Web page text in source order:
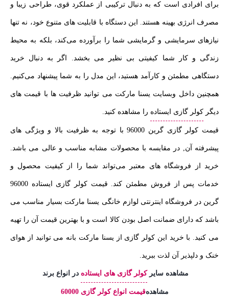
برای افرادی است که به دنبال ترکیبی از عملکرد قوی، طراحی زیبا و
مصرف انرژی بهینه هستند. این دستگاه با قابلیت‌ های متنوع خود، نه‌ تنها
نیازهای سرمایشی و گرمایشی شما را برآورده می‌کند، بلکه به محیط
زندگی و کار شما کیفیتی بی‌ نظیر می‌ بخشد. اگر به دنبال خرید
دستگاهی مطمئن و کارآمد هستید، این مدل را به شما پیشنهاد می‌کنیم.
همچنین داخل وبسایت یسنا مارکت می توانید ظرفیت ها با قیمت های
دیگر کولر گازی ایستاده را مشاهده کنید.
قیمت کولر گازی گرین 96000 با توجه به ظرفیت بالا و ویژگی‌ های
پیشرفته آن, در مقایسه با محصولات مشابه مناسب و عالی می باشد.
خرید از فروشگاه‌ های معتبر می‌تواند شما را از کیفیت محصول و
خدمات پس از فروش مطمئن کند. قیمت کولر گازی ایستاده 96000
گرین در فروشگاه اینترنتی لوازم خانگی یسنا مارکت بسیار مناسب می
باشد که دارای ضمانت اصل بودن کالا است و با بهترین قیمت آن را تهیه
می کنید. با خرید این کولر گازی از یسنا مارکت بانه می توانید از هوای
خنک و دلپذیر آن لذت ببرید.
مشاهده سایرکولر گازی های ایستاده در انواع برند
مشاهدهقیمت انواع کولر گازی 60000